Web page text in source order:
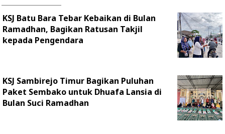
KSJ Batu Bara Tebar Kebaikan di Bulan
Ramadhan, Bagikan Ratusan Takjil
kepada Pengendara
KSJ Sambirejo Timur Bagikan Puluhan
Paket Sembako untuk Dhuafa Lansia di
Bulan Suci Ramadhan